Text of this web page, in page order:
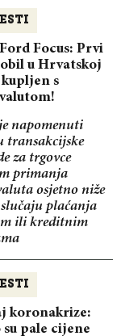
Focus: Prvi
u Hrvatskoj
s
napomenuti
transakcijske
za trgovce
primanja
osjetno niže
slučaju plaćanja
ili kreditnim
koronakrize:
pale cijene